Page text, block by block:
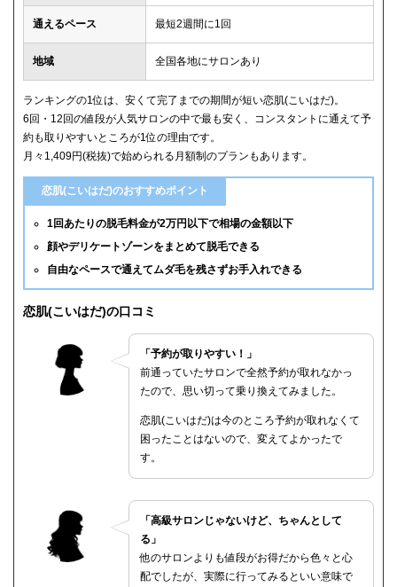
通えるペース 最短2週間に1回
地域 全国各地にサロンあり
ランキングの1位は、安くて完了までの期間が短い恋肌(こいはだ)。
6回・12回の値段が人気サロンの中で最も安く、コンスタントに通えて予
約も取りやすいところが1位の理由です。
月々1,409円(税抜)で始められる月額制のプランもあります。
恋肌(こいはだ)のおすすめポイント
1回あたりの脱毛料金が2万円以下で相場の金額以下
顔やデリケートゾーンをまとめて脱毛できる
自由なペースで通えてムダ毛を残さずお手入れできる
恋肌(こいはだ)の口コミ
「予約が取りやすい！」
前通っていたサロンで全然予約が取れなかっ
たので、思い切って乗り換えてみました。
恋肌(こいはだ)は今のところ予約が取れなくて
困ったことはないので、変えてよかったで
す。
「高級サロンじゃないけど、ちゃんとして
る」
他のサロンよりも値段がお得だから色々と心
配でしたが、実際に行ってみるといい意味で